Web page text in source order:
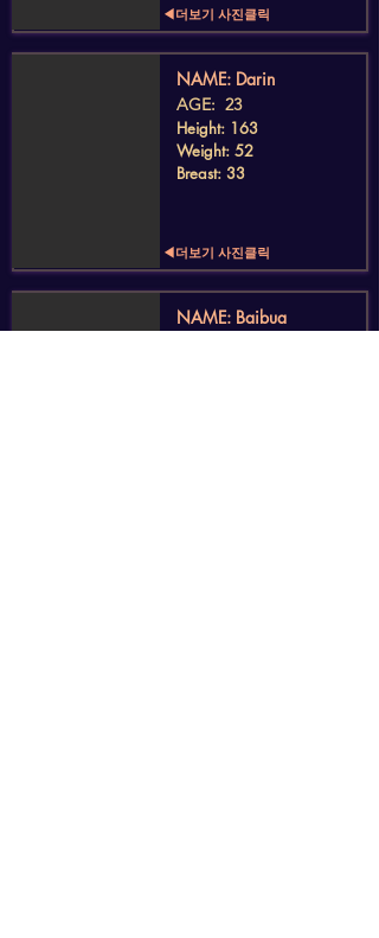
◀더보기 사진클릭
​NAME: Darin
AGE: 23
Height: 163
Weight: 52
Breast: 33
◀더보기 사진클릭
​NAME: Baibua